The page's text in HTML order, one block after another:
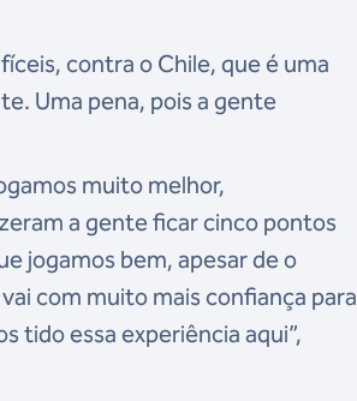
contra o Chile, que é uma
Uma pena, pois a gente
muito melhor,
a gente ficar cinco pontos
jogamos bem, apesar de o
com muito mais confiança para
tido essa experiência aqui”,